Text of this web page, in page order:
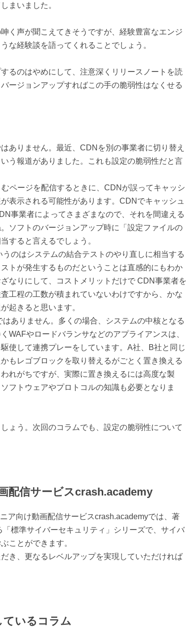
まいました。
く声が聞こえてきそうですが、経験豊富なエンジ
な経験談を語ってくれることでしょう。
るのはやめにして、注意深くリリースノートを読
ージョンアップすればこの手の脆弱性はなくせる
ありません。最近、CDNを別の事業者に切り替え
う報道がありました。これも設定の脆弱性だと言
ページを配信するときに、CDNが誤ってキャッシ
表示される可能性があります。CDNでキャッシュ
事業者によってさまざまなので、それを間違える
ソフトのバージョンアップ時に「設定ファイルの
すると言えるでしょう。
のはシステムの結合テストのやり直しに相当する
トが発生するものだということは直感的にもわか
なりにして、コストメリットだけで CDN事業者を
工程の工数が積まれていないわけですから、かな
起きると思います。
ありません。多くの場合、システムの中核となる
WAFやロードバランサなどのアプライアンスは、
使して連携プレーをしています。A社、B社と同じ
もレゴブロックを取り替えるがごとく置き換える
れがちですが、実際に置き換えるには高度な製
フトウェアやプロトコルの知識も必要となりま
ょう。次回のコラムでも、設定の脆弱性について
配信サービスcrash.academy
ア向け動画配信サービスcrash.academyでは、著
標準サイバーセキュリティ」シリーズで、サイバ
ことができます。
き、更なるレベルアップを実現していただければ
いるコラム